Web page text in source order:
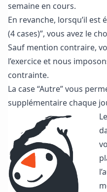
semaine en cours.
En revanche, lorsqu’il est
(4 cases)”, vous avez le
Sauf mention contraire,
l’exercice et nous
contrainte.
La case “Autre” vous
supplémentaire chaque